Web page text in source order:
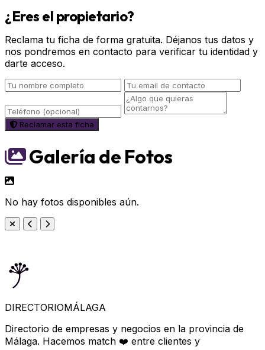
¿Eres el propietario?
Reclama tu ficha de forma gratuita. Déjanos tus datos y
nos pondremos en contacto para verificar tu identidad y
darte acceso.
Reclamar esta ficha
Galería de Fotos
No hay fotos disponibles aún.
DIRECTORIOMÁLAGA
Directorio de empresas y negocios en la provincia de
Málaga. Hacemos match ❤️ entre clientes y